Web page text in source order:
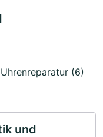
Uhrenreparatur (6)
und